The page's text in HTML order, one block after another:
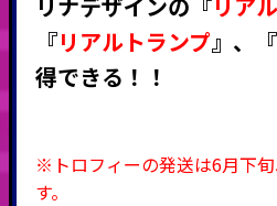
『リアルトランプ』 、 『
得できる！！
※トロフィーの発送は6月下
す。